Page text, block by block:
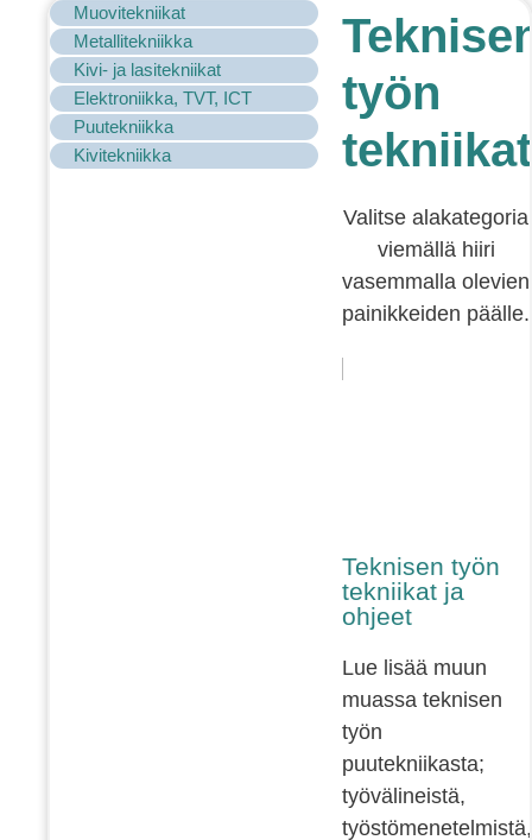
Muovitekniikat
Metallitekniikka
Kivi- ja lasitekniikat
Elektroniikka, TVT, ICT
Puutekniikka
Kivitekniikka
työn
tekniikat
Valitse alakategoria
viemällä hiiri
vasemmalla olevien
painikkeiden päälle.
Teknisen työn
tekniikat ja
ohjeet
Lue lisää muun
muassa teknisen
työn
puutekniikasta;
työvälineistä,
työstömenetelmistä,